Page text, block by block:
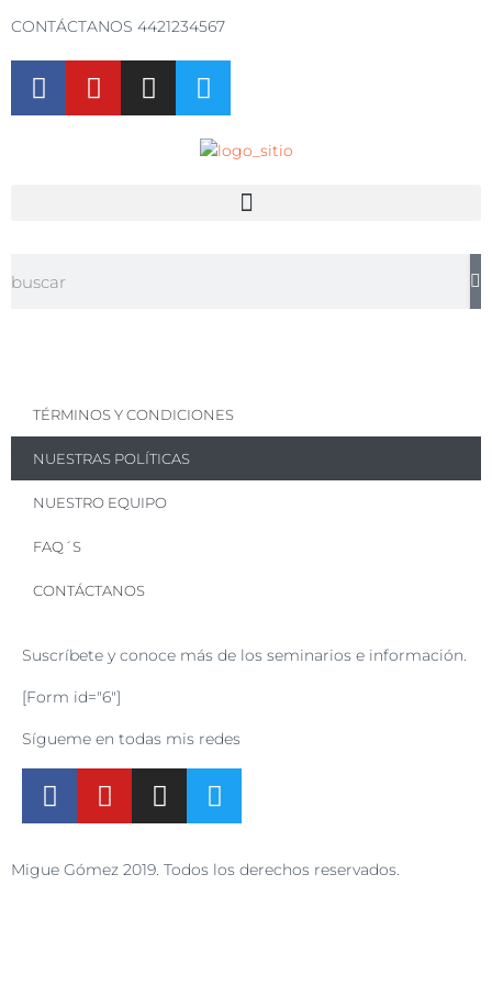
CONTÁCTANOS 4421234567
TÉRMINOS Y CONDICIONES
NUESTRAS POLÍTICAS
NUESTRO EQUIPO
FAQ´S
CONTÁCTANOS
Suscríbete y conoce más de los seminarios e información.
[Form id="6"]
Sígueme en todas mis redes
Migue Gómez 2019. Todos los derechos reservados.